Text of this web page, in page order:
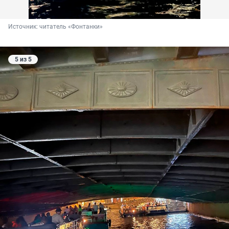
Источник: читатель «Фонтанки»
5 из 5